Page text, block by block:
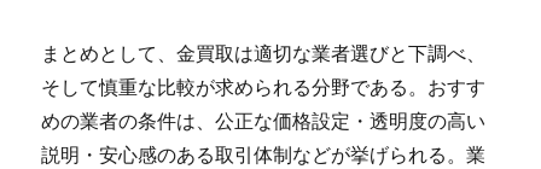
まとめとして、金買取は適切な業者選びと下調べ、
そして慎重な比較が求められる分野である。おすす
めの業者の条件は、公正な価格設定・透明度の高い
説明・安心感のある取引体制などが挙げられる。業